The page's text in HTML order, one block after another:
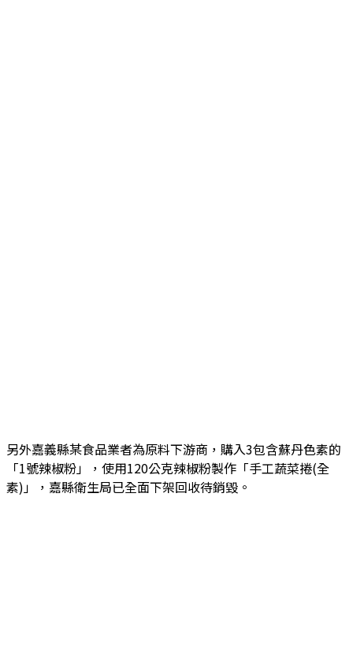
另外嘉義縣某食品業者為原料下游商，購入3包含蘇丹色素的
「1號辣椒粉」，使用120公克辣椒粉製作「手工蔬菜捲(全
素)」，嘉縣衛生局已全面下架回收待銷毀。